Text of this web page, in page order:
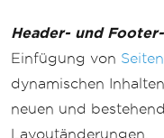
Header- und
Einfügung von
dynamischen
neuen und
Layoutänderungen.